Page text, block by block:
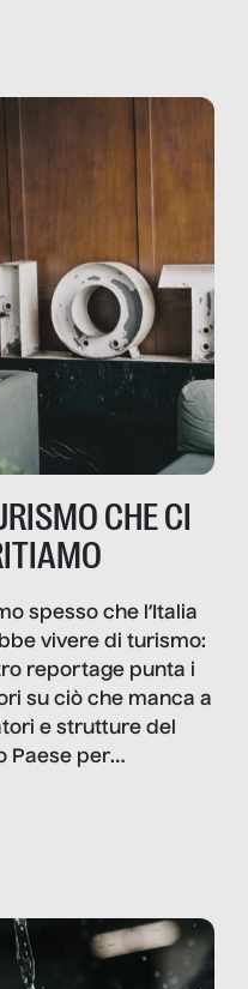
CHE CI
spesso che l’Italia
vivere di turismo:
reportage punta i
su ciò che manca a
e strutture del
Paese per